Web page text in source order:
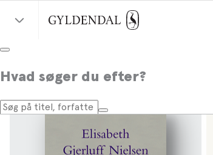
Hvad søger du efter?